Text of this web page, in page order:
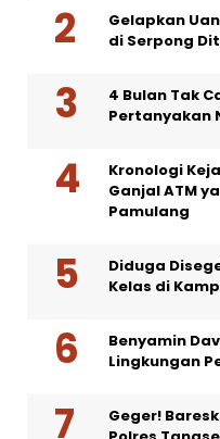
Gelapkan
di Serpong
4 Bulan Tak
Pertanyakan
Kronologi
Ganjal ATM
Pamulang
Diduga
Kelas di
Benyamin
Lingkungan
Geger!